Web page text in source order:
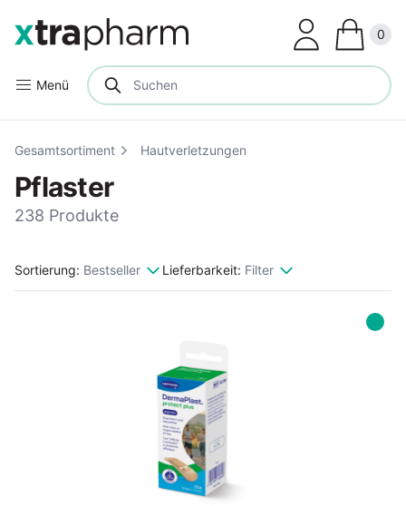
Menü
0
Gesamtsortiment Hautverletzungen
Pflaster
238 Produkte
Sortierung: Bestseller Lieferbarkeit: Filter